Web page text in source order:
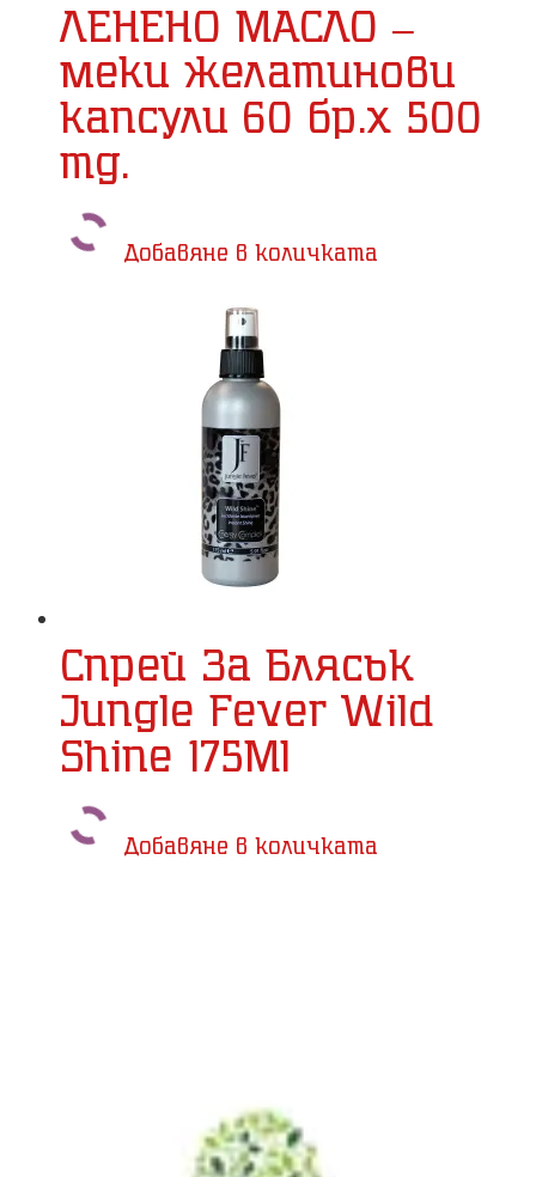
ЛЕНЕНО МАСЛО –
меки желатинови
капсули 60 бр.x 500
mg.
Добавяне в количката
Спрей За Блясък
Jungle Fever Wild
Shine 175Ml
Добавяне в количката